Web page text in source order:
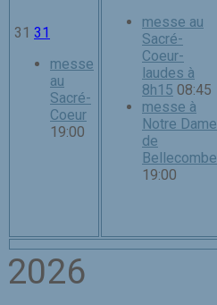
31 31
messe
au
Sacré-
Coeur
19:00
messe au
Sacré-
Coeur-
laudes à
8h15 08:45
messe à
Notre Dame
de
Bellecombe
19:00
2026